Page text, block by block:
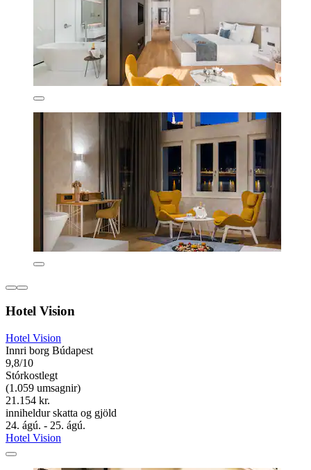
Hotel Vision
Hotel Vision
Innri borg Búdapest
9,8/10
Stórkostlegt
(1.059 umsagnir)
21.154 kr.
inniheldur skatta og gjöld
24. ágú. - 25. ágú.
Hotel Vision